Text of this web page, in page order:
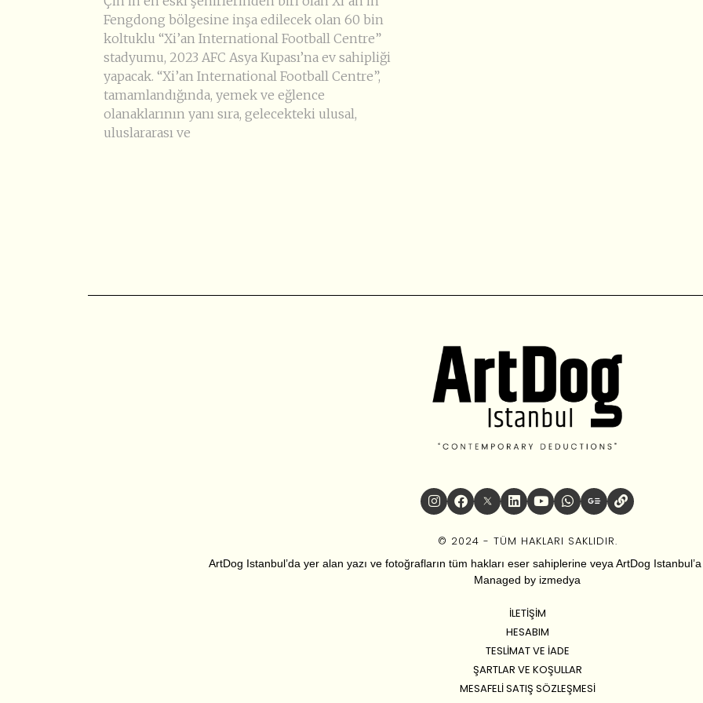
Fengdong bölgesine inşa edilecek olan 60 bin
koltuklu “Xi’an International Football Centre”
stadyumu, 2023 AFC Asya Kupası’na ev sahipliği
yapacak. “Xi’an International Football Centre”,
tamamlandığında, yemek ve eğlence
olanaklarının yanı sıra, gelecekteki ulusal,
uluslararası ve
© 2024 - TÜM HAKLARI SAKLIDIR.
ArtDog Istanbul’da yer alan yazı ve fotoğrafların tüm hakları eser sahiplerine veya ArtDog Istanbul’a
Managed by izmedya
İLETIŞIM
HESABIM
TESLIMAT VE İADE
ŞARTLAR VE KOŞULLAR
MESAFELI SATIŞ SÖZLEŞMESI